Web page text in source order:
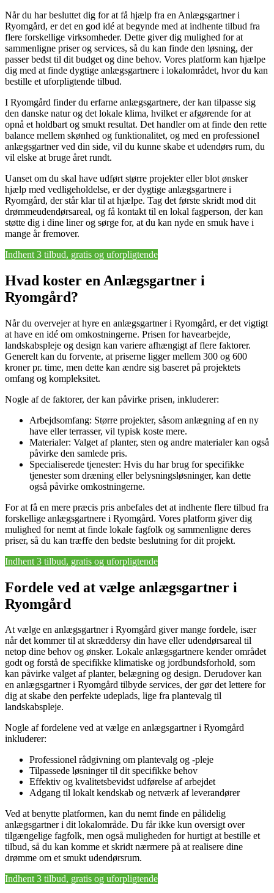
Når du har besluttet dig for at få hjælp fra en Anlægsgartner i
Ryomgård, er det en god idé at begynde med at indhente tilbud fra
flere forskellige virksomheder. Dette giver dig mulighed for at
sammenligne priser og services, så du kan finde den løsning, der
passer bedst til dit budget og dine behov. Vores platform kan hjælpe
dig med at finde dygtige anlægsgartnere i lokalområdet, hvor du kan
bestille et uforpligtende tilbud.
I Ryomgård finder du erfarne anlægsgartnere, der kan tilpasse sig
den danske natur og det lokale klima, hvilket er afgørende for at
opnå et holdbart og smukt resultat. Det handler om at finde den rette
balance mellem skønhed og funktionalitet, og med en professionel
anlægsgartner ved din side, vil du kunne skabe et udendørs rum, du
vil elske at bruge året rundt.
Uanset om du skal have udført større projekter eller blot ønsker
hjælp med vedligeholdelse, er der dygtige anlægsgartnere i
Ryomgård, der står klar til at hjælpe. Tag det første skridt mod dit
drømmeudendørsareal, og få kontakt til en lokal fagperson, der kan
støtte dig i dine liner og sørge for, at du kan nyde en smuk have i
mange år fremover.
Indhent 3 tilbud, gratis og uforpligtende
Hvad koster en Anlægsgartner i
Ryomgård?
Når du overvejer at hyre en anlægsgartner i Ryomgård, er det vigtigt
at have en idé om omkostningerne. Prisen for havearbejde,
landskabspleje og design kan variere afhængigt af flere faktorer.
Generelt kan du forvente, at priserne ligger mellem 300 og 600
kroner pr. time, men dette kan ændre sig baseret på projektets
omfang og kompleksitet.
Nogle af de faktorer, der kan påvirke prisen, inkluderer:
Arbejdsomfang: Større projekter, såsom anlægning af en ny
have eller terrasser, vil typisk koste mere.
Materialer: Valget af planter, sten og andre materialer kan også
påvirke den samlede pris.
Specialiserede tjenester: Hvis du har brug for specifikke
tjenester som dræning eller belysningsløsninger, kan dette
også påvirke omkostningerne.
For at få en mere præcis pris anbefales det at indhente flere tilbud fra
forskellige anlægsgartnere i Ryomgård. Vores platform giver dig
mulighed for nemt at finde lokale fagfolk og sammenligne deres
priser, så du kan træffe den bedste beslutning for dit projekt.
Indhent 3 tilbud, gratis og uforpligtende
Fordele ved at vælge anlægsgartner i
Ryomgård
At vælge en anlægsgartner i Ryomgård giver mange fordele, især
når det kommer til at skræddersy din have eller udendørsareal til
netop dine behov og ønsker. Lokale anlægsgartnere kender området
godt og forstå de specifikke klimatiske og jordbundsforhold, som
kan påvirke valget af planter, belægning og design. Derudover kan
en anlægsgartner i Ryomgård tilbyde services, der gør det lettere for
dig at skabe den perfekte udeplads, lige fra plantevalg til
landskabspleje.
Nogle af fordelene ved at vælge en anlægsgartner i Ryomgård
inkluderer:
Professionel rådgivning om plantevalg og -pleje
Tilpassede løsninger til dit specifikke behov
Effektiv og kvalitetsbevidst udførelse af arbejdet
Adgang til lokalt kendskab og netværk af leverandører
Ved at benytte platformen, kan du nemt finde en pålidelig
anlægsgartner i dit lokalområde. Du får ikke kun oversigt over
tilgængelige fagfolk, men også muligheden for hurtigt at bestille et
tilbud, så du kan komme et skridt nærmere på at realisere dine
drømme om et smukt udendørsrum.
Indhent 3 tilbud, gratis og uforpligtende